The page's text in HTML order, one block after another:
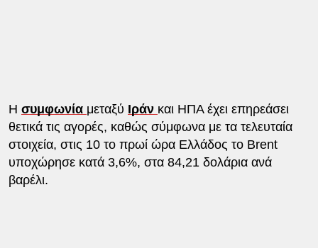
Η συμφωνία μεταξύ Ιράν και ΗΠΑ έχει επηρεάσει
θετικά τις αγορές, καθώς σύμφωνα με τα τελευταία
στοιχεία, στις 10 το πρωί ώρα Ελλάδος το Brent
υποχώρησε κατά 3,6%, στα 84,21 δολάρια ανά
βαρέλι.